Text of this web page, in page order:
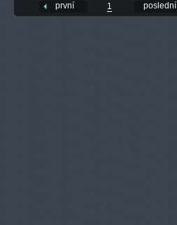
první 1 poslední